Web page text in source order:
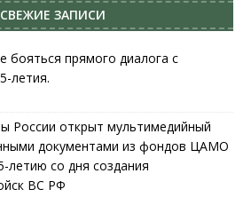
СВЕЖИЕ ЗАПИСИ
бояться прямого диалога с
летия.
России открыт мультимедийный
документами из фондов ЦАМО
со дня создания
ВС РФ